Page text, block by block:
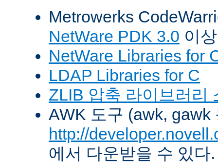
Metrowerks
NetWare PDK 3.0 이
NetWare Libraries for
LDAP Libraries for C
ZLIB 압축 라이브러리
AWK 도구 (awk, gawk
http://
에서 다운받을 수 있